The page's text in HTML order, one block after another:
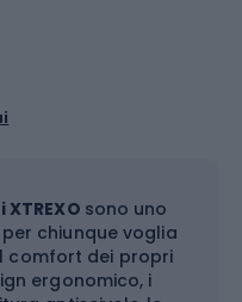
sono uno
chiunque voglia
comfort dei propri
ergonomico, i